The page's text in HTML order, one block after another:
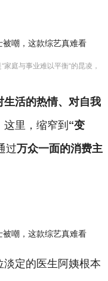
庭与事业难以平衡“的昆凌，
生活的热情、对自我
这里，缩窄到“变
过万众一面的消费主
定的医生阿姨根本